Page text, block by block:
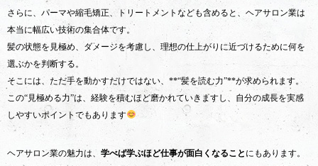
さらに、パーマや縮毛矯正、トリートメントなども含めると、ヘアサロン業は
本当に幅広い技術の集合体です。
髪の状態を見極め、ダメージを考慮し、理想の仕上がりに近づけるために何を
選ぶかを判断する。
そこには、ただ手を動かすだけではない、**“髪を読む力”**が求められます。
この“見極める力”は、経験を積むほど磨かれていきますし、自分の成長を実感
しやすいポイントでもあります
ヘアサロン業の魅力は、 学べば学ぶほど仕事が面白くなること にもあります。